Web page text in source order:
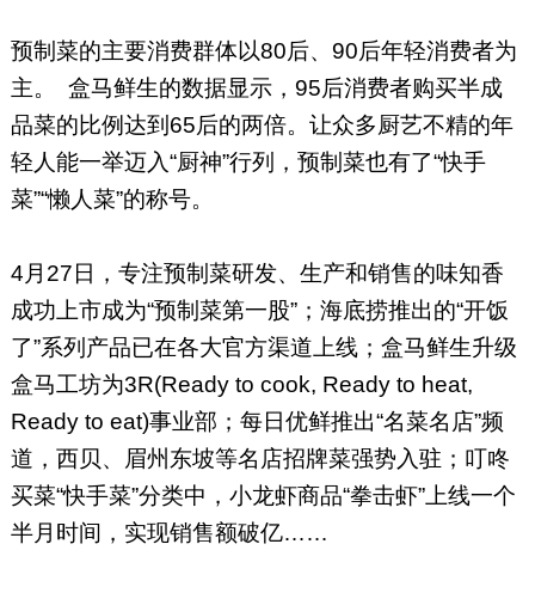
预制菜的主要消费群体以80后、90后年轻消费者为
主。 盒马鲜生的数据显示，95后消费者购买半成
品菜的比例达到65后的两倍。让众多厨艺不精的年
轻人能一举迈入“厨神”行列，预制菜也有了“快手
菜”“懒人菜”的称号。
4月27日，专注预制菜研发、生产和销售的味知香
成功上市成为“预制菜第一股”；海底捞推出的“开饭
了”系列产品已在各大官方渠道上线；盒马鲜生升级
盒马工坊为3R(Ready to cook, Ready to heat,
Ready to eat)事业部；每日优鲜推出“名菜名店”频
道，西贝、眉州东坡等名店招牌菜强势入驻；叮咚
买菜“快手菜”分类中，小龙虾商品“拳击虾”上线一个
半月时间，实现销售额破亿……